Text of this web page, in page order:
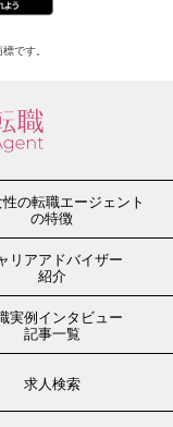
です。
の転職エージェント
の特徴
リアアドバイザー
紹介
実例インタビュー
記事一覧
求人検索